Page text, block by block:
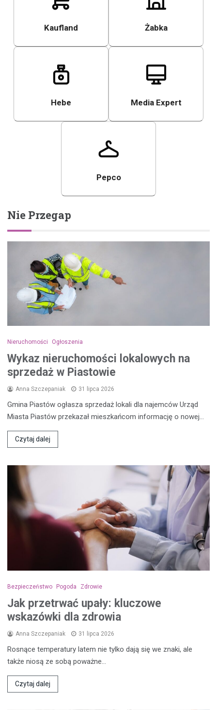
Kaufland Żabka
Hebe Media Expert
Pepco
Nie Przegap
Nieruchomości Ogłoszenia
Wykaz nieruchomości lokalowych na
sprzedaż w Piastowie
Anna Szczepaniak 31 lipca 2026
Gmina Piastów ogłasza sprzedaż lokali dla najemców Urząd
Miasta Piastów przekazał mieszkańcom informację o nowej…
Czytaj dalej
Bezpieczeństwo Pogoda Zdrowie
Jak przetrwać upały: kluczowe
wskazówki dla zdrowia
Anna Szczepaniak 31 lipca 2026
Rosnące temperatury latem nie tylko dają się we znaki, ale
także niosą ze sobą poważne…
Czytaj dalej